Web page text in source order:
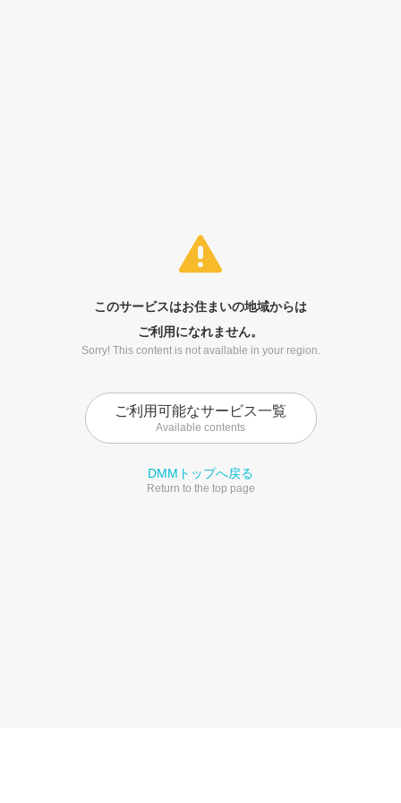
このサービスはお住まいの地域からは
ご利用になれません。
Sorry! This content is not available in your region.
ご利用可能なサービス一覧
Available contents
DMMトップへ戻る
Return to the top page